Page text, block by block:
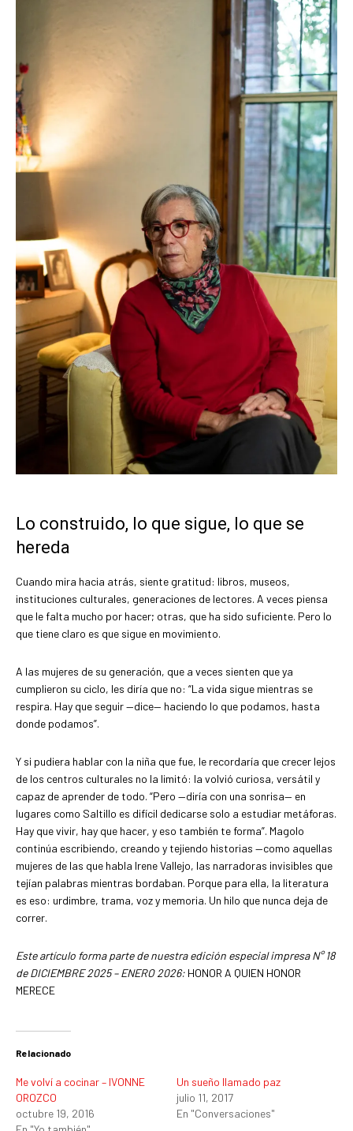
Lo construido, lo que sigue, lo que se
hereda
Cuando mira hacia atrás, siente gratitud: libros, museos,
instituciones culturales, generaciones de lectores. A veces piensa
que le falta mucho por hacer; otras, que ha sido suficiente. Pero lo
que tiene claro es que sigue en movimiento.
A las mujeres de su generación, que a veces sienten que ya
cumplieron su ciclo, les diría que no: “La vida sigue mientras se
respira. Hay que seguir —dice— haciendo lo que podamos, hasta
donde podamos”.
Y si pudiera hablar con la niña que fue, le recordaría que crecer lejos
de los centros culturales no la limitó: la volvió curiosa, versátil y
capaz de aprender de todo. “Pero —diría con una sonrisa— en
lugares como Saltillo es difícil dedicarse solo a estudiar metáforas.
Hay que vivir, hay que hacer, y eso también te forma”. Magolo
continúa escribiendo, creando y tejiendo historias —como aquellas
mujeres de las que habla Irene Vallejo, las narradoras invisibles que
tejían palabras mientras bordaban. Porque para ella, la literatura
es eso: urdimbre, trama, voz y memoria. Un hilo que nunca deja de
correr.
Este artículo forma parte de nuestra edición especial impresa N° 18
de DICIEMBRE 2025 – ENERO 2026: HONOR A QUIEN HONOR
MERECE
Relacionado
Me volví a cocinar – IVONNE
OROZCO
octubre 19, 2016
Un sueño llamado paz
julio 11, 2017
En "Conversaciones"